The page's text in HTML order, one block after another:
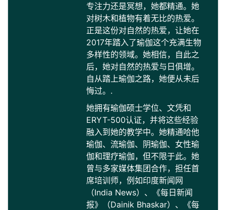
专注力还是冥想，她都精通。她
对树木和植物有着无比的热爱。
正是这份对自然的热爱，让她在
2017年踏入了瑜伽这个充满生物
多样性的领域。她相信，自此之
后，她对自然的热爱与日俱增。
自从踏上瑜伽之路，她便从未后
悔过。.
她拥有瑜伽硕士学位、文凭和
ERYT-500认证，并将这些经验
融入到她的教学中。她精通哈他
瑜伽、流瑜伽、阴瑜伽、女性瑜
伽和理疗瑜伽，但不限于此。她
曾与多家媒体集团合作，担任首
席培训师，例如印度新闻网
（India News）、《每日新闻
报》（Dainik Bhaskar）、《每